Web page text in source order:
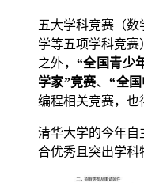
五大学科竞赛（
学等五项学科竞
之外，“全国青少
学家”竞赛、“全
编程相关竞赛，也
清华大学的今年自
合优秀且突出学科